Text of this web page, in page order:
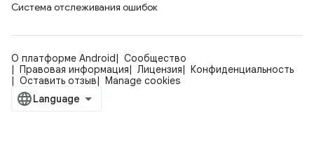
Система отслеживания ошибок
О платформе Android
Сообщество
Правовая информация
Лицензия
Конфиденциальность
Оставить отзыв
Manage cookies